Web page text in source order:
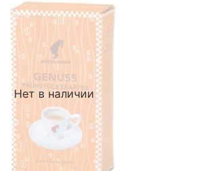
Нет в наличии